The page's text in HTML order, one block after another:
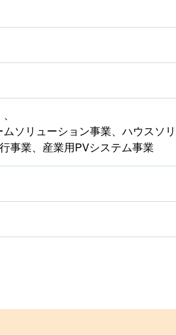
ソリューション事業、ハウスソ
事業、産業用PVシステム事業